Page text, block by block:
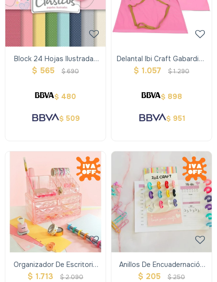
Block 24 Hojas Ilustradas
Doble Faz 16 Diseños-
$ 565 $690
$ 480
$ 509
Delantal Ibi Craft Gabardina
Rosa Con Tiradores En
$ 1.057 $1.290
$ 898
$ 951
Organizador De Escritorio
Ibi Craft De Acrílico
$ 1.713 $2.090
Anillos De Encuadernación
Expandible Blister X 8 Ibi
$ 205 $250